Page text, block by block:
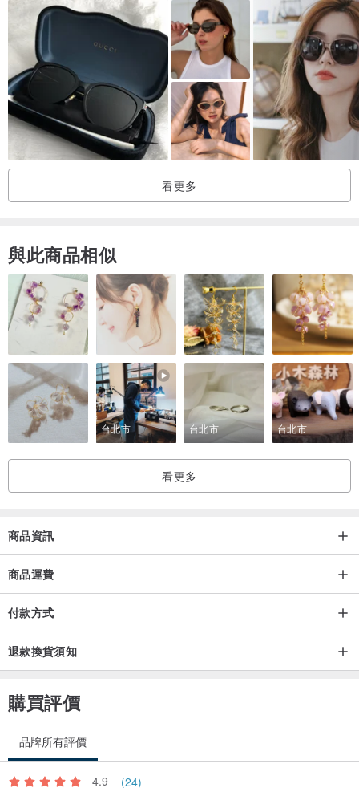
看更多
與此商品相似
台北市 台北市 台北市
看更多
商品資訊
商品運費
付款方式
退款換貨須知
購買評價
品牌所有評價
4.9 (24)